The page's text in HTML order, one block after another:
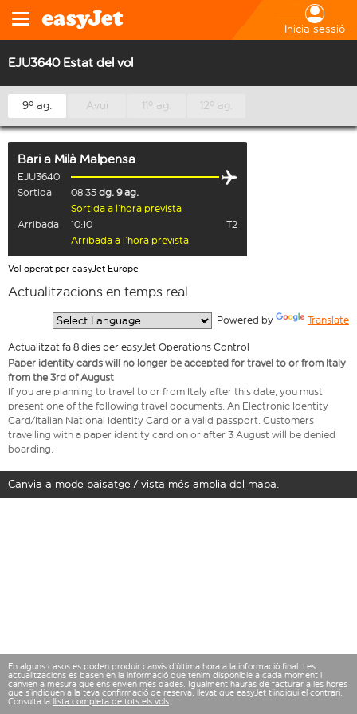
Inicia sessió
EJU3640 Estat del vol
9º ag. Avui 11º ag. 12º ag.
Bari a Milà Malpensa
EJU3640
Sortida
08:35 dg. 9 ag.
Sortida a l’hora prevista
Arribada
10:10
T2
Arribada a l’hora prevista
Vol operat per easyJet Europe
Actualitzacions en temps real
Powered by Translate
Actualitzat fa 8 dies per easyJet Operations Control
Paper identity cards will no longer be accepted for travel to or from Italy
from the 3rd of August
If you are planning to travel to or from Italy after this date, you must
present one of the following travel documents: An Electronic Identity
Card/Italian National Identity Card or a valid passport. Customers
travelling with a paper identity card on or after 3 August will be denied
boarding.
Canvia a mode paisatge / vista més amplia del mapa.
En alguns casos es poden produir canvis d’última hora a la informació final. Les
actualitzacions es basen en la informació que tenim disponible a cada moment i
canvien a mesura que ens envien més dades. Igualment hauràs de facturar a les hores
que s’indiquen a la teva confirmació de reserva, llevat que easyJet t’indiqui el contrari.
Consulta la llista completa de tots els vols.